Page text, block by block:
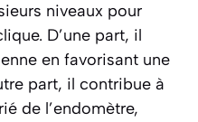
niveaux pour
D’une part, il
en favorisant une
part, il contribue à
de l’endomètre,